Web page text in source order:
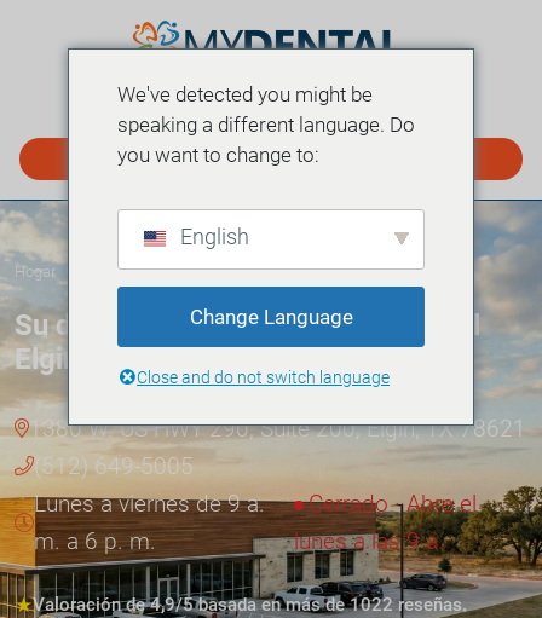
MENÚ
PROGRAMAR EN LÍNEA
Hogar Ubicaciones » Elgin
Su dentista en Elgin, TX — myDental
Elgin
1380 W. US HWY 290, Suite 200, Elgin, TX 78621
(512) 649-5005
Lunes a viernes de 9 a.
m. a 6 p. m.
Cerrado · Abre el
lunes a las 9 a.
★Valoración de 4,9/5 basada en más de 1022 reseñas.
We've detected you might be
speaking a different language. Do
you want to change to:
English
Change Language
Close and do not switch language